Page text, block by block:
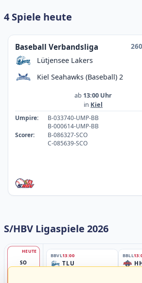
4 Spiele heute
Baseball Verbandsliga
Lütjensee Lakers
Kiel Seahawks (Baseball) 2
ab 13:00 Uhr
in Kiel
Umpire:
B-033740-UMP-BB
B-000614-UMP-BB
Scorer:
B-086327-SCO
C-085639-SCO
S/HBV Ligaspiele 2026
SO
09
HEUTE
BBVL13:00
TLU
BBLL